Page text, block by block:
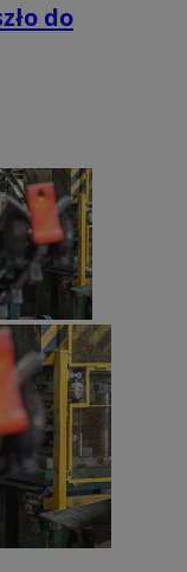
do